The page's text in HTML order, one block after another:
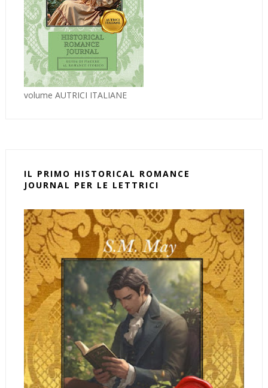
volume AUTRICI ITALIANE
IL PRIMO HISTORICAL ROMANCE
JOURNAL PER LE LETTRICI